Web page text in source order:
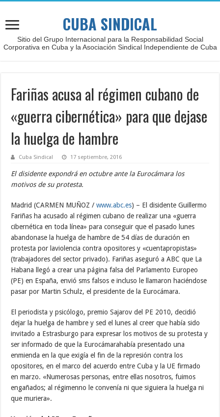
CUBA SINDICAL
Sitio del Grupo Internacional para la Responsabilidad Social
Corporativa en Cuba y la Asociación Sindical Independiente de Cuba
Fariñas acusa al régimen cubano de
«guerra cibernética» para que dejase
la huelga de hambre
Cuba Sindical 17 septiembre, 2016
El disidente expondrá en octubre ante la Eurocámara los
motivos de su protesta.
Madrid (CARMEN MUÑOZ /www.abc.es) – El disidente Guillermo
Fariñas ha acusado al régimen cubano de realizar una «guerra
cibernética en toda línea» para conseguir que el pasado lunes
abandonase la huelga de hambre de 54 días de duración en
protesta por laviolencia contra opositores y «cuentapropistas»
(trabajadores del sector privado). Fariñas aseguró a ABC que La
Habana llegó a crear una página falsa del Parlamento Europeo
(PE) en España, envió sms falsos e incluso le llamaron haciéndose
pasar por Martin Schulz, el presidente de la Eurocámara.
El periodista y psicólogo, premio Sajarov del PE 2010, decidió
dejar la huelga de hambre y sed el lunes al creer que había sido
invitado a Estrasburgo para expresar los motivos de su protesta y
ser informado de que la Eurocámarahabía presentado una
enmienda en la que exigía el fin de la represión contra los
opositores, en el marco del acuerdo entre Cuba y la UE firmado
en marzo. «Numerosas personas, entre ellas nosotros, fuimos
engañados; al régimenno le convenía ni que siguiera la huelga ni
que muriera».